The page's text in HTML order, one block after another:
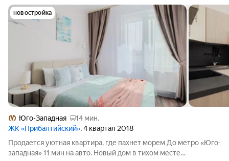
новостройка
Юго-Западная
14 мин.
ЖК «Прибалтийский», 4 квартал 2018
Продается уютная квартира, где пахнет морем До метро «Юго-
западная» 11 мин на авто. Новый дом в тихом месте